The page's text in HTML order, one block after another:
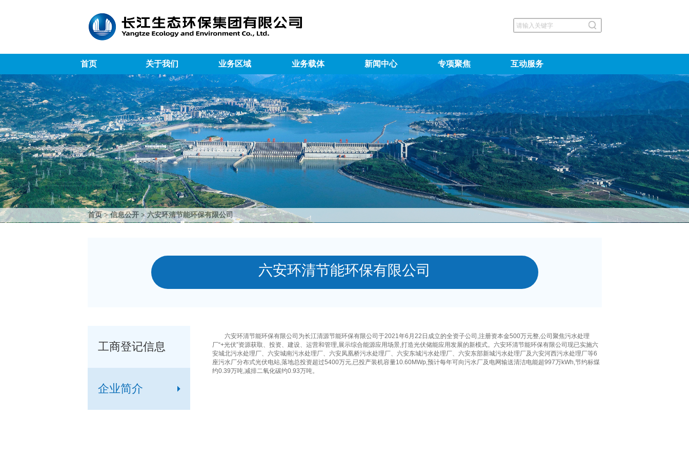
首页 关于我们 业务区域 业务载体 新闻中心 专项聚焦 互动服务
首页 > 信息公开 > 六安环清节能环保有限公司
六安环清节能环保有限公司
工商登记信息
企业简介
六安环清节能环保有限公司为长江清源节能环保有限公司于2021年6月22日成立的全资子公司,注册资本金500万元整,公司聚焦污水处理
厂“+光伏”资源获取、投资、建设、运营和管理,展示综合能源应用场景,打造光伏储能应用发展的新模式。六安环清节能环保有限公司现已实施六
安城北污水处理厂、六安城南污水处理厂、六安凤凰桥污水处理厂、六安东城污水处理厂、六安东部新城污水处理厂及六安河西污水处理厂等6
座污水厂分布式光伏电站,落地总投资超过5400万元,已投产装机容量10.60MWp,预计每年可向污水厂及电网输送清洁电能超997万kWh,节约标煤
约0.39万吨,减排二氧化碳约0.93万吨。